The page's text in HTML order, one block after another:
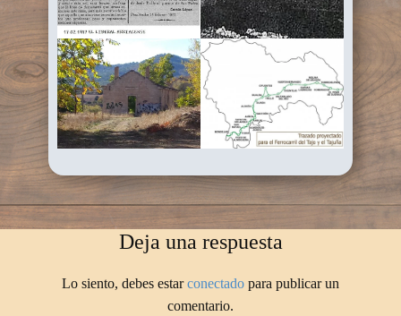
Deja una respuesta
Lo siento, debes estarconectado para publicar un
comentario.